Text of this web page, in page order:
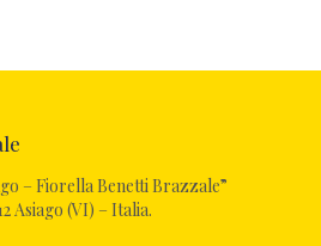
– Fiorella Benetti Brazzale”
Asiago (VI) – Italia.